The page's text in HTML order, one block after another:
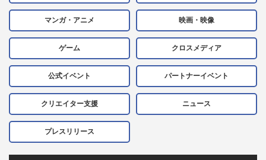
マンガ・アニメ 映画・映像
ゲーム クロスメディア
公式イベント パートナーイベント
クリエイター支援 ニュース
プレスリリース